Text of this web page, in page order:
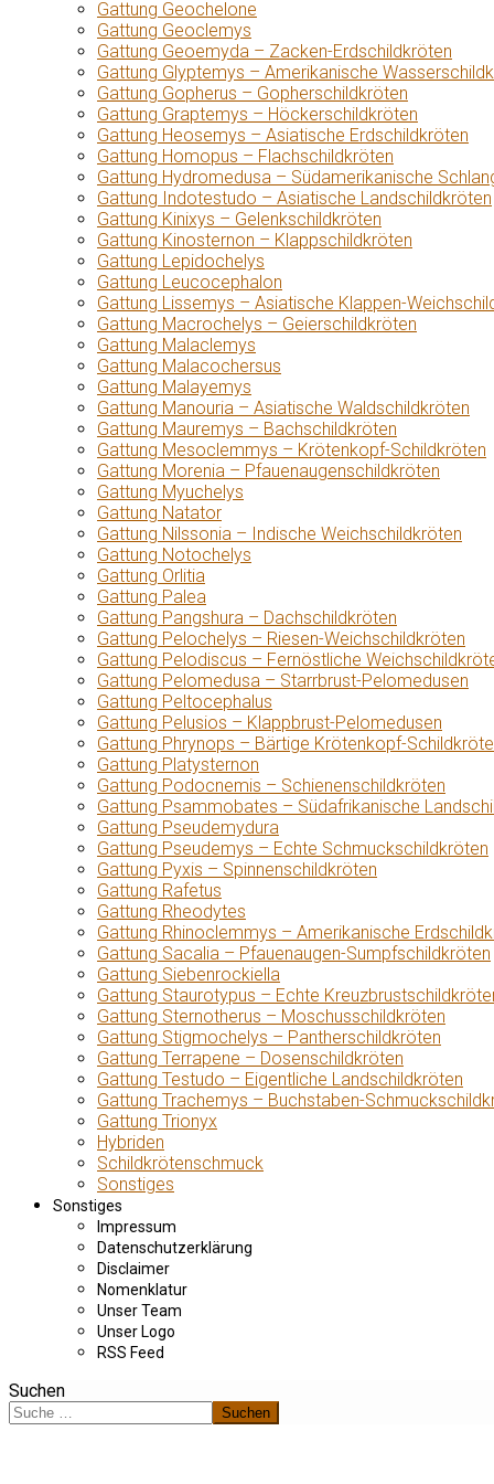
Gattung Geochelone
Gattung Geoclemys
Gattung Geoemyda – Zacken-Erdschildkröten
Gattung Glyptemys – Amerikanische
Gattung Gopherus – Gopherschildkröten
Gattung Graptemys – Höckerschildkröten
Gattung Heosemys – Asiatische Erdschildkröten
Gattung Homopus – Flachschildkröten
Gattung Hydromedusa – Südamerikanische
Gattung Indotestudo – Asiatische Landschildkröten
Gattung Kinixys – Gelenkschildkröten
Gattung Kinosternon – Klappschildkröten
Gattung Lepidochelys
Gattung Leucocephalon
Gattung Lissemys – Asiatische Klappen-
Gattung Macrochelys – Geierschildkröten
Gattung Malaclemys
Gattung Malacochersus
Gattung Malayemys
Gattung Manouria – Asiatische Waldschildkröten
Gattung Mauremys – Bachschildkröten
Gattung Mesoclemmys – Krötenkopf-Schildkröten
Gattung Morenia – Pfauenaugenschildkröten
Gattung Myuchelys
Gattung Natator
Gattung Nilssonia – Indische Weichschildkröten
Gattung Notochelys
Gattung Orlitia
Gattung Palea
Gattung Pangshura – Dachschildkröten
Gattung Pelochelys – Riesen-Weichschildkröten
Gattung Pelodiscus – Fernöstliche
Gattung Pelomedusa – Starrbrust-Pelomedusen
Gattung Peltocephalus
Gattung Pelusios – Klappbrust-Pelomedusen
Gattung Phrynops – Bärtige Krötenkopf-
Gattung Platysternon
Gattung Podocnemis – Schienenschildkröten
Gattung Psammobates – Südafrikanische
Gattung Pseudemydura
Gattung Pseudemys – Echte Schmuckschildkröten
Gattung Pyxis – Spinnenschildkröten
Gattung Rafetus
Gattung Rheodytes
Gattung Rhinoclemmys – Amerikanische
Gattung Sacalia – Pfauenaugen-Sumpfschildkröten
Gattung Siebenrockiella
Gattung Staurotypus – Echte
Gattung Sternotherus – Moschusschildkröten
Gattung Stigmochelys – Pantherschildkröten
Gattung Terrapene – Dosenschildkröten
Gattung Testudo – Eigentliche Landschildkröten
Gattung Trachemys – Buchstaben-
Gattung Trionyx
Hybriden
Schildkrötenschmuck
Sonstiges
Sonstiges
Impressum
Datenschutzerklärung
Disclaimer
Nomenklatur
Unser Team
Unser Logo
RSS Feed
Suchen
Suchen